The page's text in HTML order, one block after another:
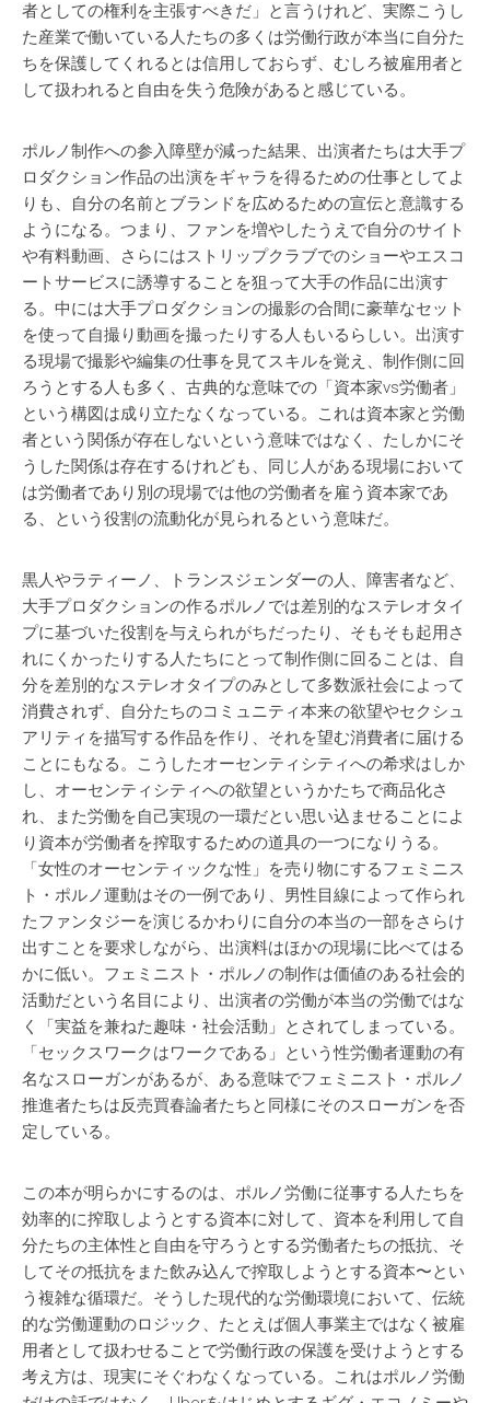
者としての権利を主張すべきだ」と言うけれど、実際こうし
た産業で働いている人たちの多くは労働行政が本当に自分た
ちを保護してくれるとは信用しておらず、むしろ被雇用者と
して扱われると自由を失う危険があると感じている。
ポルノ制作への参入障壁が減った結果、出演者たちは大手プ
ロダクション作品の出演をギャラを得るための仕事としてよ
りも、自分の名前とブランドを広めるための宣伝と意識する
ようになる。つまり、ファンを増やしたうえで自分のサイト
や有料動画、さらにはストリップクラブでのショーやエスコ
ートサービスに誘導することを狙って大手の作品に出演す
る。中には大手プロダクションの撮影の合間に豪華なセット
を使って自撮り動画を撮ったりする人もいるらしい。出演す
る現場で撮影や編集の仕事を見てスキルを覚え、制作側に回
ろうとする人も多く、古典的な意味での「資本家vs労働者」
という構図は成り立たなくなっている。これは資本家と労働
者という関係が存在しないという意味ではなく、たしかにそ
うした関係は存在するけれども、同じ人がある現場において
は労働者であり別の現場では他の労働者を雇う資本家であ
る、という役割の流動化が見られるという意味だ。
黒人やラティーノ、トランスジェンダーの人、障害者など、
大手プロダクションの作るポルノでは差別的なステレオタイ
プに基づいた役割を与えられがちだったり、そもそも起用さ
れにくかったりする人たちにとって制作側に回ることは、自
分を差別的なステレオタイプのみとして多数派社会によって
消費されず、自分たちのコミュニティ本来の欲望やセクシュ
アリティを描写する作品を作り、それを望む消費者に届ける
ことにもなる。こうしたオーセンティシティへの希求はしか
し、オーセンティシティへの欲望というかたちで商品化さ
れ、また労働を自己実現の一環だとい思い込ませることによ
り資本が労働者を搾取するための道具の一つになりうる。
「女性のオーセンティックな性」を売り物にするフェミニス
ト・ポルノ運動はその一例であり、男性目線によって作られ
たファンタジーを演じるかわりに自分の本当の一部をさらけ
出すことを要求しながら、出演料はほかの現場に比べてはる
かに低い。フェミニスト・ポルノの制作は価値のある社会的
活動だという名目により、出演者の労働が本当の労働ではな
く「実益を兼ねた趣味・社会活動」とされてしまっている。
「セックスワークはワークである」という性労働者運動の有
名なスローガンがあるが、ある意味でフェミニスト・ポルノ
推進者たちは反売買春論者たちと同様にそのスローガンを否
定している。
この本が明らかにするのは、ポルノ労働に従事する人たちを
効率的に搾取しようとする資本に対して、資本を利用して自
分たちの主体性と自由を守ろうとする労働者たちの抵抗、そ
してその抵抗をまた飲み込んで搾取しようとする資本〜とい
う複雑な循環だ。そうした現代的な労働環境において、伝統
的な労働運動のロジック、たとえば個人事業主ではなく被雇
用者として扱わせることで労働行政の保護を受けようとする
考え方は、現実にそぐわなくなっている。これはポルノ労働